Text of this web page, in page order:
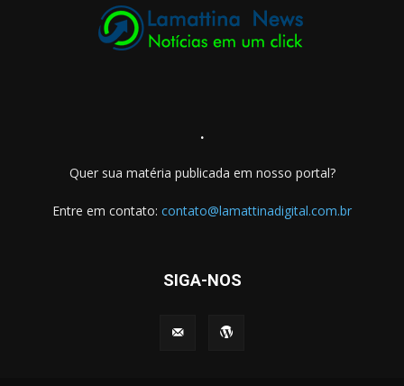
.
Quer sua matéria publicada em nosso portal?
Entre em contato: contato@lamattinadigital.com.br
SIGA-NOS